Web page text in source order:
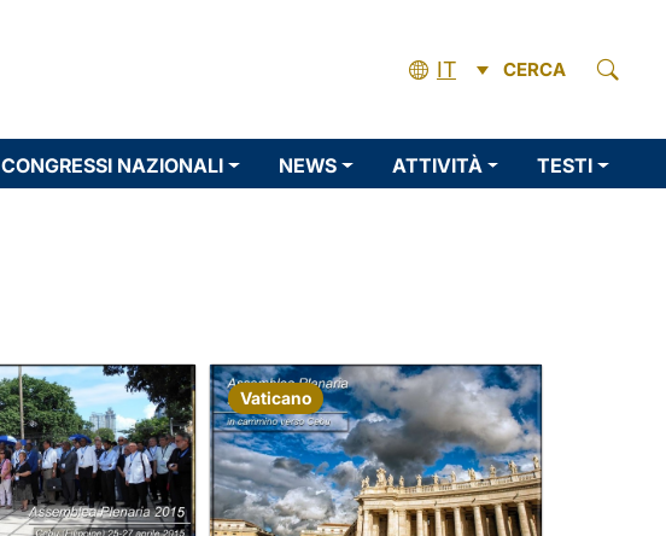
IT CERCA
CONGRESSI NAZIONALI NEWS ATTIVITÀ TESTI
Vaticano